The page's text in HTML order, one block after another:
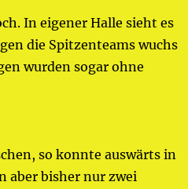
In eigener Halle sieht es
die Spitzenteams wuchs
wurden sogar ohne
so konnte auswärts in
aber bisher nur zwei